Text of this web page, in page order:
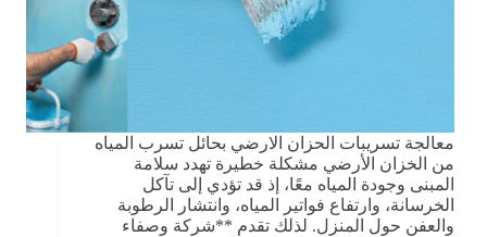
معالجة تسريبات الحزان الارضي بحائل تسرب المياه
من الخزان الأرضي مشكلة خطيرة تهدد سلامة
المبنى وجودة المياه معًا، إذ قد تؤدي إلى تآكل
الخرسانة، وارتفاع فواتير المياه، وانتشار الرطوبة
والعفن حول المنزل. لذلك تقدم **شركة وصفاء